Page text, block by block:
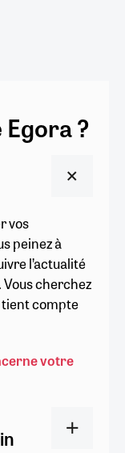
?
vos
peinez à
l’actualité
cherchez
compte
votre